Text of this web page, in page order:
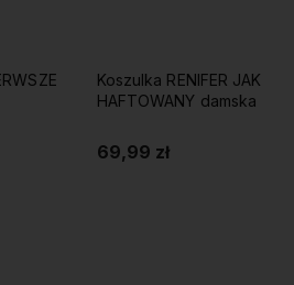
Zestaw koszulek/body
PIERWSZE ŚWIĘTA Z
109,00 zł